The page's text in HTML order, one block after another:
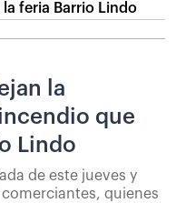
feria Barrio Lindo
la
que
Lindo
de este jueves y
quienes